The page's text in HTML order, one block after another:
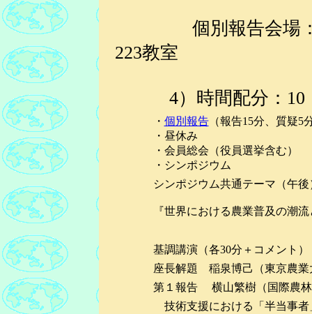
個別報告会場：1
223教室
4）時間配分：10：
・ 個別報告（報告15分、質疑
・昼休み
・会員総会（役員選挙含む）
・シンポジウム
シンポジウム共通テーマ（午後
『世界における農業普及の潮
基調講演（各30分＋コメント）
座長解題 稲泉博己（東京農業
第１報告 横山繁樹（国際農林
技術支援における「半当事者